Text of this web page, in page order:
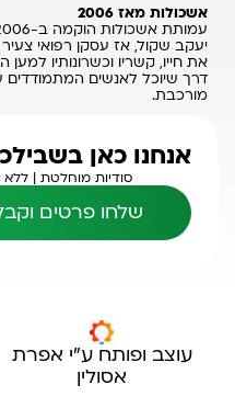
אשכולות מאז 2006
יעקב שקול, אז עסקן רפואי
את חייו, קשריו וכשרונותיו למען
דרך שיוכל לאנשים המתמודדים
מורכבת.
אנחנו כאן
סודיות מוחלטת | ללא
שלחו פרטים
עוצב ופותח ע"י אפרת
אסולין